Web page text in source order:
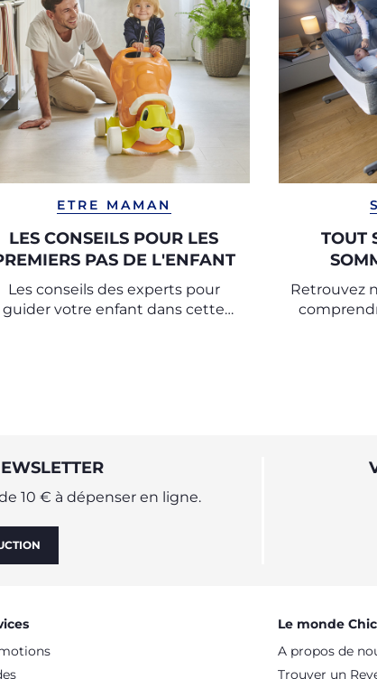
ETRE MAMAN
LES CONSEILS POUR LES
PAS DE L'ENFANT
Les conseils des experts pour
guider votre enfant dans cette
TOUT
Retrouvez
10 € à dépenser en ligne.
Le monde
A propos de
Trouver un